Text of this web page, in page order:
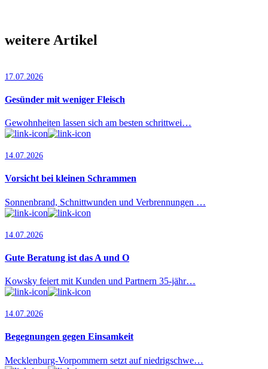
weitere Artikel
17.07.2026
Gesünder mit weniger Fleisch
Gewohnheiten lassen sich am besten schrittwei…
14.07.2026
Vorsicht bei kleinen Schrammen
Sonnenbrand, Schnittwunden und Verbrennungen …
14.07.2026
Gute Beratung ist das A und O
Kowsky feiert mit Kunden und Partnern 35-jähr…
14.07.2026
Begegnungen gegen Einsamkeit
Mecklenburg-Vorpommern setzt auf niedrigschwe…